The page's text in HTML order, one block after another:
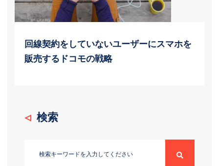
回線契約をしていないユーザーにスマホを
販売するドコモの戦略
検索